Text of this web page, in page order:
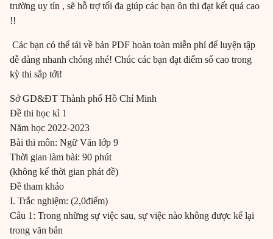
trường uy tín , sẽ hỗ trợ tối đa giúp các bạn ôn thi đạt kết quả cao
!!
Các bạn có thể tải về bản PDF hoàn toàn miễn phí để luyện tập
dễ dàng nhanh chóng nhé! Chúc các bạn đạt điểm số cao trong
kỳ thi sắp tới!
Sở GD&ĐT Thành phố Hồ Chí Minh
Đề thi học kì 1
Năm học 2022-2023
Bài thi môn: Ngữ Văn lớp 9
Thời gian làm bài: 90 phút
(không kể thời gian phát đề)
Đề tham khảo
I. Trắc nghiệm: (2,0điểm)
Câu 1: Trong những sự việc sau, sự việc nào không được kể lại
trong văn bản